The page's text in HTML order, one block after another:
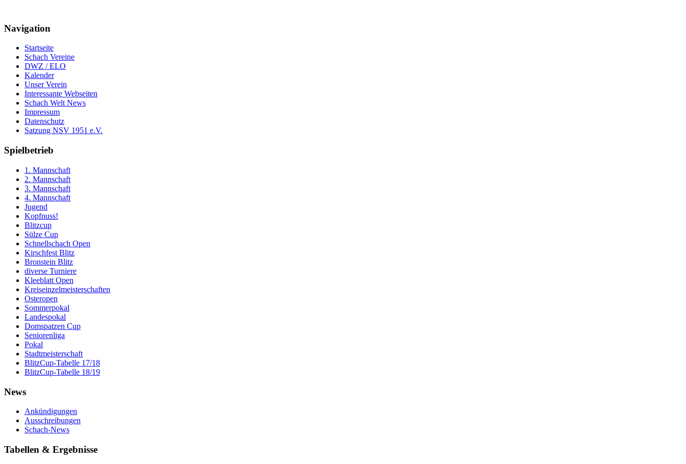
Navigation
Startseite
Schach Vereine
DWZ / ELO
Kalender
Unser Verein
Interessante Webseiten
Schach Welt News
Impressum
Datenschutz
Satzung NSV 1951 e.V.
Spielbetrieb
1. Mannschaft
2. Mannschaft
3. Mannschaft
4. Mannschaft
Jugend
Kopfnuss!
Blitzcup
Sülze Cup
Schnellschach Open
Kirschfest Blitz
Bronstein Blitz
diverse Turniere
Kleeblatt Open
Kreiseinzelmeisterschaften
Osteropen
Sommerpokal
Landespokal
Domspatzen Cup
Seniorenliga
Pokal
Stadtmeisterschaft
BlitzCup-Tabelle 17/18
BlitzCup-Tabelle 18/19
News
Ankündigungen
Ausschreibungen
Schach-News
Tabellen & Ergebnisse